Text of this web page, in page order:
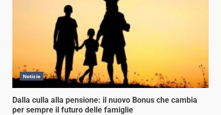
Notizie
Dalla culla alla pensione: il nuovo Bonus che cambia
per sempre il futuro delle famiglie